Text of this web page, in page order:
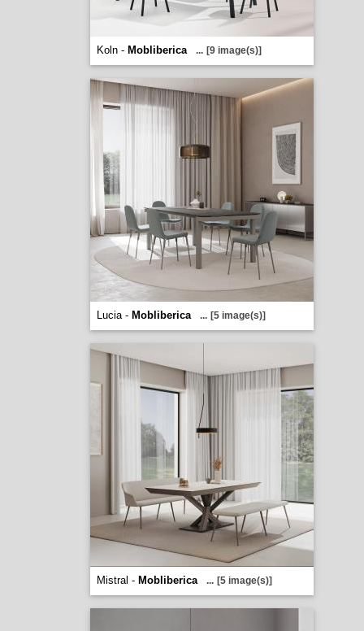
Koln - Mobliberica ... [9 image(s)]
Lucia - Mobliberica ... [5 image(s)]
Mistral - Mobliberica ... [5 image(s)]